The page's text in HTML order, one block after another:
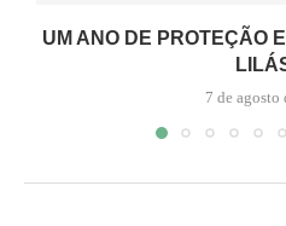
UM ANO DE PROTEÇÃO
7 de agosto